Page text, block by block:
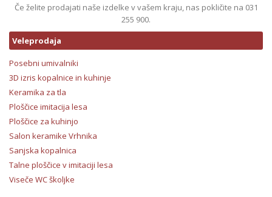
Če želite prodajati naše izdelke v vašem kraju, nas pokličite na 031
255 900.
Veleprodaja
Posebni umivalniki
3D izris kopalnice in kuhinje
Keramika za tla
Ploščice imitacija lesa
Ploščice za kuhinjo
Salon keramike Vrhnika
Sanjska kopalnica
Talne ploščice v imitaciji lesa
Viseče WC školjke